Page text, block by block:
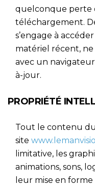
quelconque perte
téléchargement.
s’engage à
matériel récent,
avec un
à-jour.
PROPRIÉTÉ
Tout le contenu
site
limitative, les
animations, sons,
leur mise en